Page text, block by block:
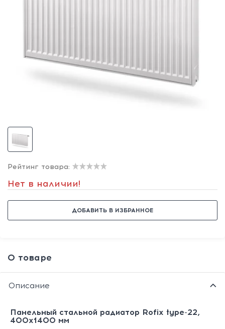
Рейтинг товара:
Нет в наличии!
ДОБАВИТЬ В ИЗБРАННОЕ
О товаре
Описание
Панельный стальной радиатор Rofix type-22,
400х1400 мм